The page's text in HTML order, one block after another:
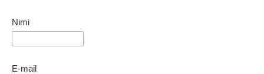
Nimi
E-mail